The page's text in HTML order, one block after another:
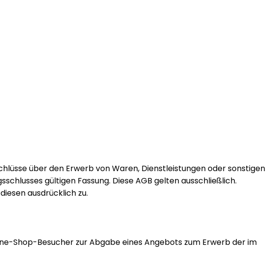
über den Erwerb von Waren, Dienstleistungen oder sonstigen
gültigen Fassung. Diese AGB gelten ausschließlich.
ausdrücklich zu.
Shop-Besucher zur Abgabe eines Angebots zum Erwerb der im